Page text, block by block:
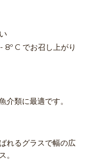
8º C でお召し上がり
介類に最適です。
れるグラスで幅の広
。